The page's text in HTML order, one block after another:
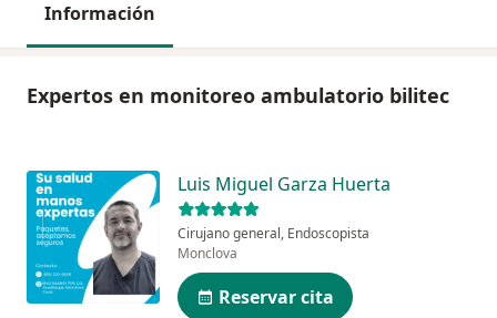
Información
Expertos en monitoreo ambulatorio bilitec
Luis Miguel Garza Huerta
Cirujano general, Endoscopista
Monclova
Reservar cita